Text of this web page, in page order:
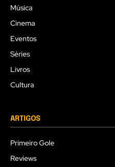
Música
Cinema
Eventos
Séries
Livros
Cultura
ARTIGOS
Primeiro Gole
Reviews